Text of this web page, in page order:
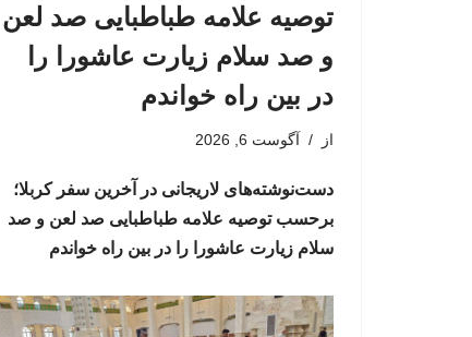
توصیه علامه طباطبایی صد لعن
و صد سلام زیارت عاشورا را
در بین راه خواندم
از آگوست 6, 2026
دست‌نوشته‌های لاریجانی در آخرین سفر کربلا؛
برحسب توصیه علامه طباطبایی صد لعن و صد
سلام زیارت عاشورا را در بین راه خواندم